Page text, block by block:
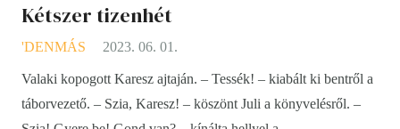
Kétszer tizenhét
'DENMÁS 2023. 06. 01.
Valaki kopogott Karesz ajtaján. – Tessék! – kiabált ki bentről a
táborvezető. – Szia, Karesz! – köszönt Juli a könyvelésről. –